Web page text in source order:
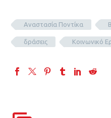
Αναστασία Ποντίκα
δράσεις Κοινωνικό